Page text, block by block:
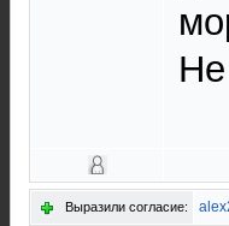
Выразили согласие: